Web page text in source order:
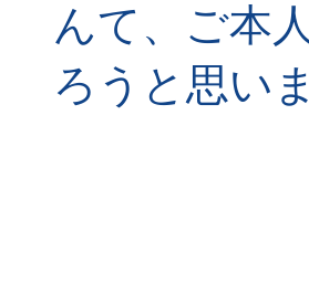
んて、ご本
ろうと思い